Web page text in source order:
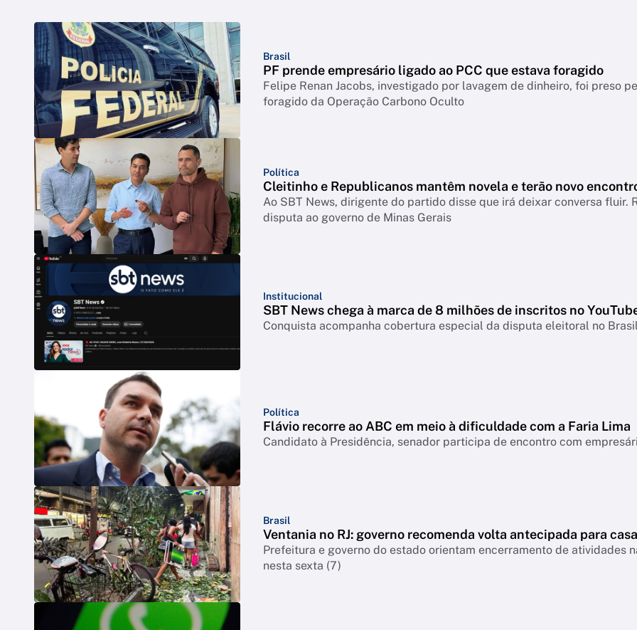
Brasil
PF prende empresário ligado ao PCC que estava foragido
Felipe Renan Jacobs, investigado por lavagem de dinheiro, foi preso
foragido da Operação Carbono Oculto
Política
Cleitinho e Republicanos mantêm novela e terão novo
Ao SBT News, dirigente do partido disse que irá deixar conversa
disputa ao governo de Minas Gerais
Institucional
SBT News chega à marca de 8 milhões de inscritos no
Conquista acompanha cobertura especial da disputa eleitoral no Brasil
Política
Flávio recorre ao ABC em meio à dificuldade com a Faria Lima
Candidato à Presidência, senador participa de encontro com
Brasil
Ventania no RJ: governo recomenda volta antecipada para casa
Prefeitura e governo do estado orientam encerramento de atividades
nesta sexta (7)